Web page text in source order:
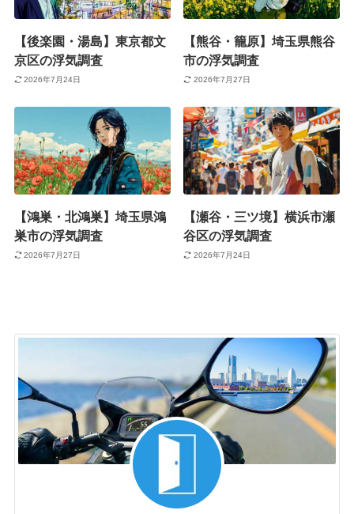
【後楽園・湯島】東京都文
京区の浮気調査
2026年7月24日
【熊谷・籠原】埼玉県熊谷
市の浮気調査
2026年7月27日
【鴻巣・北鴻巣】埼玉県鴻
巣市の浮気調査
2026年7月27日
【瀬谷・三ツ境】横浜市瀬
谷区の浮気調査
2026年7月24日